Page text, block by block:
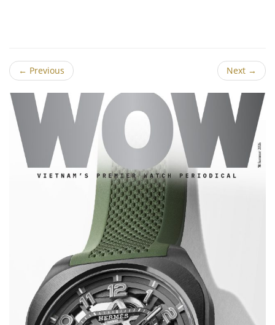
← Previous Next →